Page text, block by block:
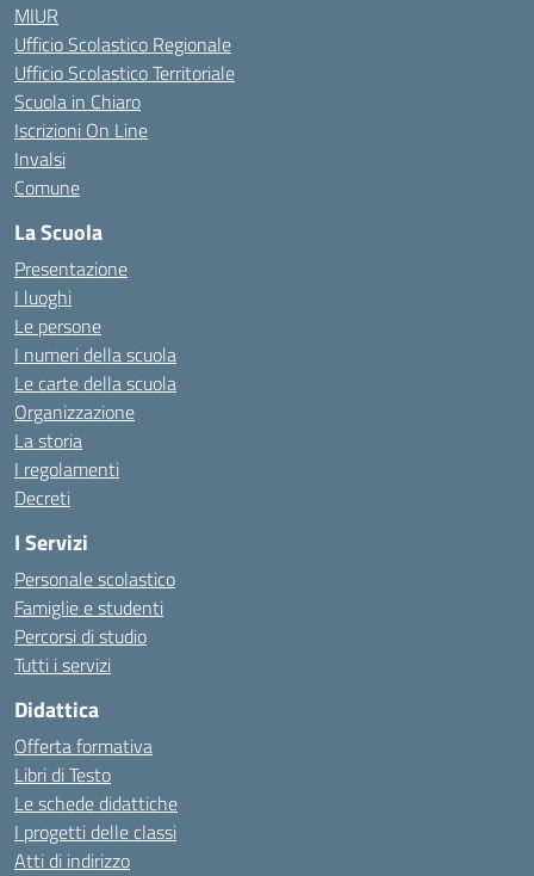
MIUR
Ufficio Scolastico Regionale
Ufficio Scolastico Territoriale
Scuola in Chiaro
Iscrizioni On Line
Invalsi
Comune
La Scuola
Presentazione
I luoghi
Le persone
I numeri della scuola
Le carte della scuola
Organizzazione
La storia
I regolamenti
Decreti
I Servizi
Personale scolastico
Famiglie e studenti
Percorsi di studio
Tutti i servizi
Didattica
Offerta formativa
Libri di Testo
Le schede didattiche
I progetti delle classi
Atti di indirizzo